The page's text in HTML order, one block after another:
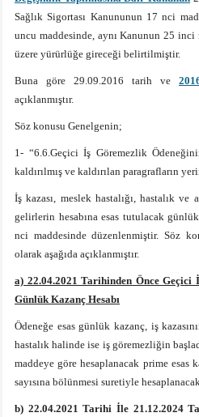
Sağlık Sigortası Kanununun 17 nci
uncu maddesinde, aynı Kanunun 25
üzere yürürlüğe gireceği belirtilmiştir.
Buna göre 29.09.2016 tarih ve
açıklanmıştır.
Söz konusu Genelgenin;
1- “6.6.Geçici İş Göremezlik
kaldırılmış ve kaldırılan paragrafların
İş kazası, meslek hastalığı, hastalık
gelirlerin hesabına esas tutulacak
nci maddesinde düzenlenmiştir. Söz
olarak aşağıda açıklanmıştır.
a) 22.04.2021 Tarihinden Önce Geçici
Günlük Kazanç Hesabı
Ödeneğe esas günlük kazanç, iş
hastalık halinde ise iş göremezliğin
maddeye göre hesaplanacak prime esas
sayısına bölünmesi suretiyle
b) 22.04.2021 Tarihi İle 21.12.2024